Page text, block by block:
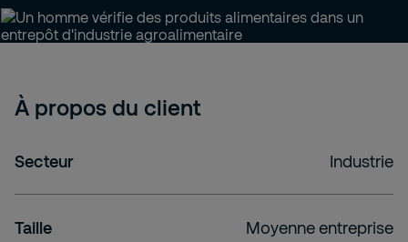
À propos du client
Secteur Industrie
Taille Moyenne entreprise